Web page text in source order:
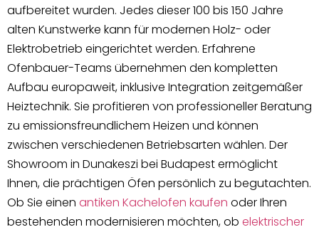
aufbereitet wurden. Jedes dieser 100 bis 150 Jahre
alten Kunstwerke kann für modernen Holz- oder
Elektrobetrieb eingerichtet werden. Erfahrene
Ofenbauer-Teams übernehmen den kompletten
Aufbau europaweit, inklusive Integration zeitgemäßer
Heiztechnik. Sie profitieren von professioneller Beratung
zu emissionsfreundlichem Heizen und können
zwischen verschiedenen Betriebsarten wählen. Der
Showroom in Dunakeszi bei Budapest ermöglicht
Ihnen, die prächtigen Öfen persönlich zu begutachten.
Ob Sie einen antiken Kachelofen kaufen oder Ihren
bestehenden modernisieren möchten, ob elektrischer